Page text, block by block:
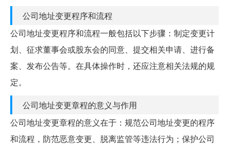
公司地址变更程序和流程
公司地址变更程序和流程一般包括以下步骤：制定变更计
划、征求董事会或股东会的同意、提交相关申请、进行备
案、发布公告等。在具体操作时，还应注意相关法规的规
定。
公司地址变更章程的意义与作用
公司地址变更章程的意义在于：规范公司地址变更的程序
和流程，防范恶意变更、脱离监管等违法行为；保护公司